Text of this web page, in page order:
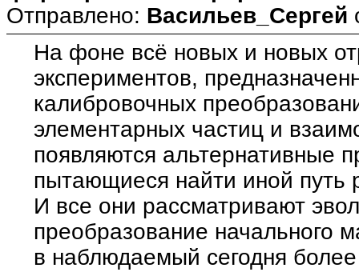
Отправлено: Ваcильев_Сергей
На фоне всё новых и новых
экспериментов,
калибровочных
элементарных частиц и
появляются альтернативные
пытающиеся найти иной
И все они рассматривают
преобразование начального
в наблюдаемый сегодня